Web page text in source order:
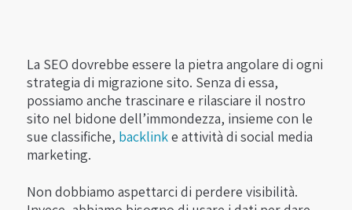
La SEO dovrebbe essere la pietra angolare di ogni
strategia di migrazione sito. Senza di essa,
possiamo anche trascinare e rilasciare il nostro
sito nel bidone dell’immondezza, insieme con le
sue classifiche, backlinke attività di social media
marketing.
Non dobbiamo aspettarci di perdere visibilità.